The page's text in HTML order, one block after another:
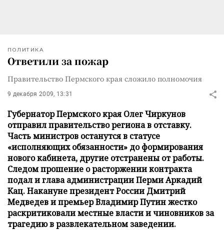
ПОЛИТИКА
Ответили за пожар
Правительство Пермского края сложило полномочия
9 декабря 2009, 13:31
Губернатор Пермского края Олег Чиркунов
отправил правительство региона в отставку.
Часть министров останутся в статусе
«исполняющих обязанности» до формирования
нового кабинета, другие отстранены от работы.
Следом прошение о расторжении контракта
подал и глава администрации Перми Аркадий
Кац. Накануне президент России Дмитрий
Медведев и премьер Владимир Путин жестко
раскритиковали местные власти и чиновников за
трагедию в развлекательном заведении.